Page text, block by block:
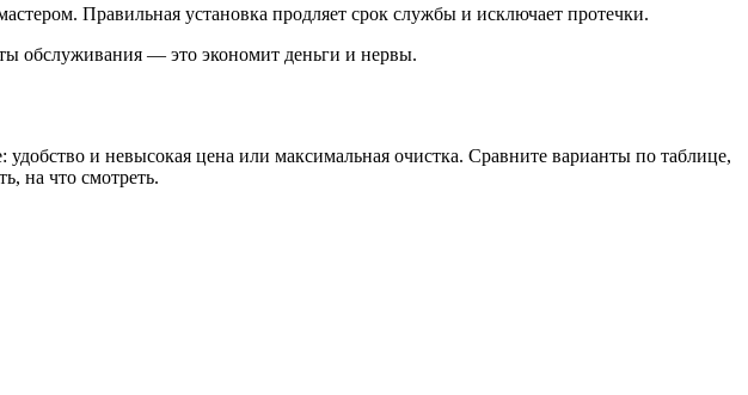
Правильная установка продляет срок службы и исключает протечки.
обслуживания — это экономит деньги и нервы.
и невысокая цена или максимальная очистка. Сравните варианты по таблице,
на что смотреть.